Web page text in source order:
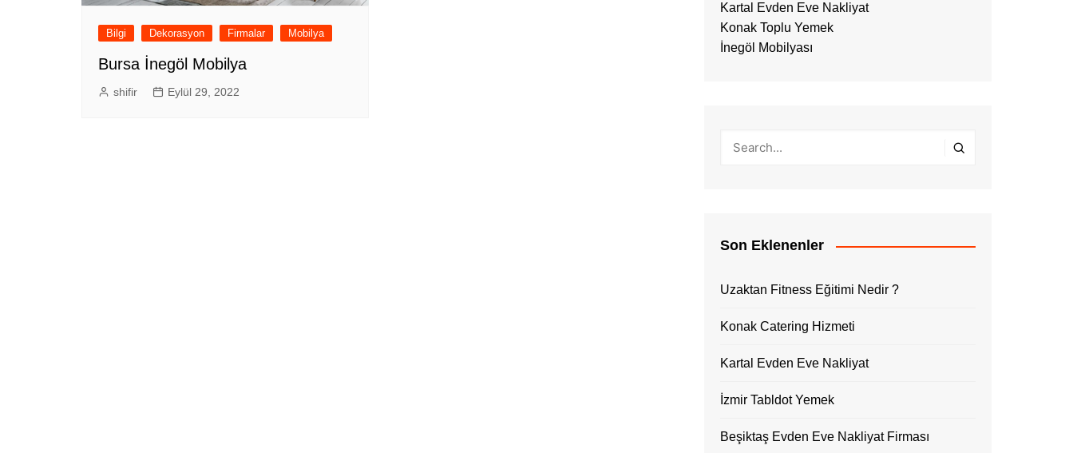
Bilgi Dekorasyon Firmalar Mobilya
Bursa İnegöl Mobilya
shifir Eylül 29, 2022
Kartal Evden Eve Nakliyat
Konak Toplu Yemek
İnegöl Mobilyası
Son Eklenenler
Uzaktan Fitness Eğitimi Nedir ?
Konak Catering Hizmeti
Kartal Evden Eve Nakliyat
İzmir Tabldot Yemek
Beşiktaş Evden Eve Nakliyat Firması